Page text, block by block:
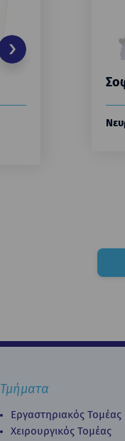
Τμήματα
Εργαστηριακός Τομέας
Χειρουργικός Τομέας